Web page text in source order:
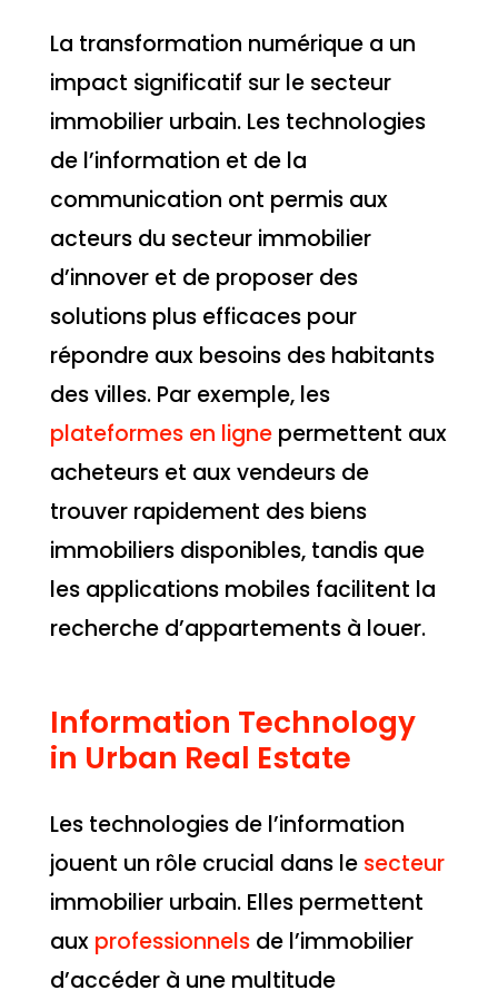
La transformation numérique a un
impact significatif sur le secteur
immobilier urbain. Les technologies
de l’information et de la
communication ont permis aux
acteurs du secteur immobilier
d’innover et de proposer des
solutions plus efficaces pour
répondre aux besoins des habitants
des villes. Par exemple, les
plateformes en lignepermettent aux
acheteurs et aux vendeurs de
trouver rapidement des biens
immobiliers disponibles, tandis que
les applications mobiles facilitent la
recherche d’appartements à louer.
Information Technology
in Urban Real Estate
Les technologies de l’information
jouent un rôle crucial dans le secteur
immobilier urbain. Elles permettent
aux professionnelsde l’immobilier
d’accéder à une multitude